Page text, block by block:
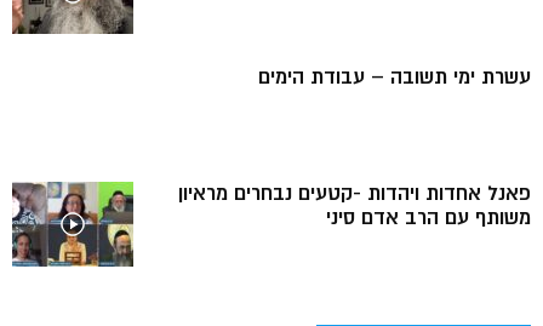
עשרת ימי תשובה – עבודת הימים
פאנל אחדות ויהדות -קטעים נבחרים מראיון
משותף עם הרב אדם סיני